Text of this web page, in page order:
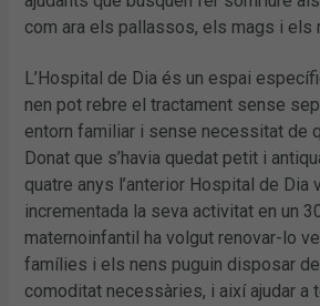
com ara els pallassos, els mags i els
L’Hospital de Dia és un espai
nen pot rebre el tractament sense
entorn familiar i sense necessitat de
Donat que s’havia quedat petit i
quatre anys l’anterior Hospital de Dia
incrementada la seva activitat en un
maternoinfantil ha volgut renovar-lo
famílies i els nens puguin disposar
comoditat necessàries, i així ajudar